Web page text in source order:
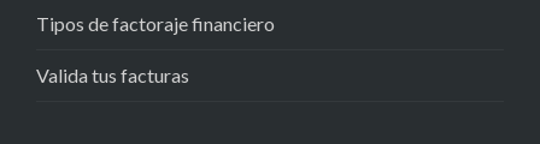
Tipos de factoraje financiero
Valida tus facturas